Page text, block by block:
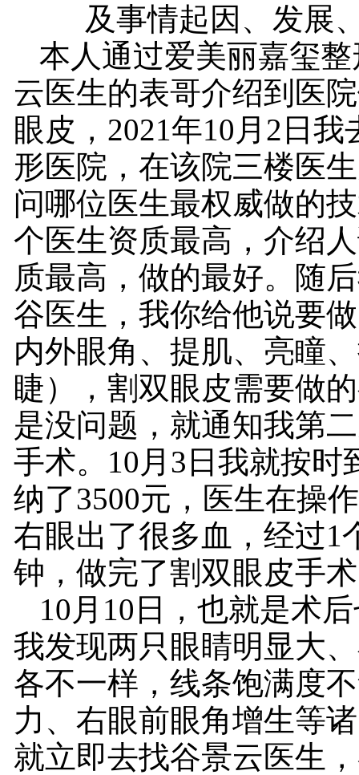
及事情起因、发展
本人通过爱美丽嘉玺
云医生的表哥介绍到医
眼皮，2021年10月2日我
形医院，在该院三楼医
问哪位医生最权威做的
个医生资质最高，介绍
质最高，做的最好。随
谷医生，我你给他说要
内外眼角、提肌、亮瞳
睫），割双眼皮需要做
是没问题，就通知我第
手术。10月3日我就按时
纳了3500元，医生在操
右眼出了很多血，经过1
钟，做完了割双眼皮手
10月10日，也就是术
我发现两只眼睛明显大
各不一样，线条饱满度
力、右眼前眼角增生等
就立即去找谷景云医生